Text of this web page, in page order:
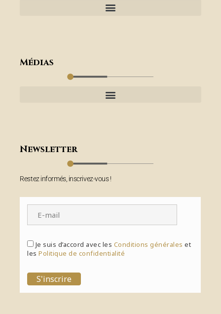
Médias
Newsletter
Restez informés, inscrivez-vous !
Je suis d’accord avec les Conditions générales et
lesPolitique de confidentialité
S'inscrire